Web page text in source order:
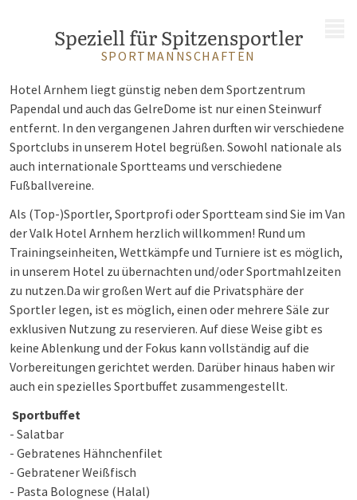
Speziell für Spitzensportler
SPORTMANNSCHAFTEN
Hotel Arnhem liegt günstig neben dem Sportzentrum
Papendal und auch das GelreDome ist nur einen Steinwurf
entfernt. In den vergangenen Jahren durften wir verschiedene
Sportclubs in unserem Hotel begrüßen. Sowohl nationale als
auch internationale Sportteams und verschiedene
Fußballvereine.
Als (Top-)Sportler, Sportprofi oder Sportteam sind Sie im Van
der Valk Hotel Arnhem herzlich willkommen! Rund um
Trainingseinheiten, Wettkämpfe und Turniere ist es möglich,
in unserem Hotel zu übernachten und/oder Sportmahlzeiten
zu nutzen.Da wir großen Wert auf die Privatsphäre der
Sportler legen, ist es möglich, einen oder mehrere Säle zur
exklusiven Nutzung zu reservieren. Auf diese Weise gibt es
keine Ablenkung und der Fokus kann vollständig auf die
Vorbereitungen gerichtet werden. Darüber hinaus haben wir
auch ein spezielles Sportbuffet zusammengestellt.
Sportbuffet
- Salatbar
- Gebratenes Hähnchenfilet
- Gebratener Weißfisch
- Pasta Bolognese (Halal)